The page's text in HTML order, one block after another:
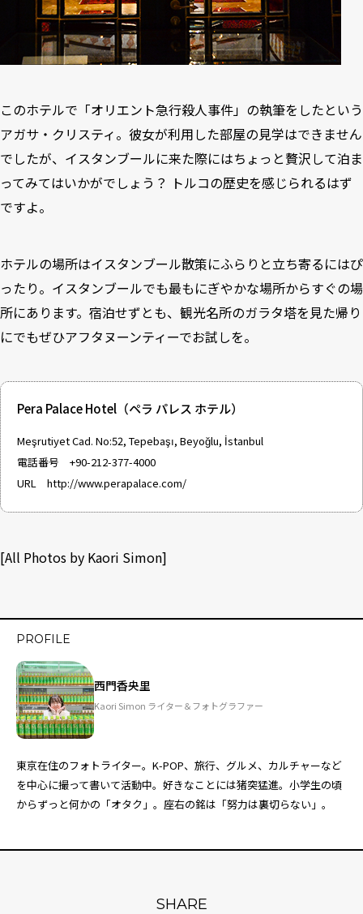
このホテルで「オリエント急行殺人事件」の執筆をしたという
アガサ・クリスティ。彼女が利用した部屋の見学はできません
でしたが、イスタンブールに来た際にはちょっと贅沢して泊ま
ってみてはいかがでしょう？ トルコの歴史を感じられるはず
ですよ。
ホテルの場所はイスタンブール散策にふらりと立ち寄るにはぴ
ったり。イスタンブールでも最もにぎやかな場所からすぐの場
所にあります。宿泊せずとも、観光名所のガラタ塔を見た帰り
にでもぜひアフタヌーンティーでお試しを。
Pera Palace Hotel（ペラ パレス ホテル）
Meşrutiyet Cad. No:52, Tepebaşı, Beyoğlu, İstanbul
電話番号 +90-212-377-4000
URL http://www.perapalace.com/
[All Photos by Kaori Simon]
PROFILE
西門香央里
Kaori Simon ライター＆フォトグラファー
東京在住のフォトライター。K-POP、旅行、グルメ、カルチャーなど
を中心に撮って書いて活動中。好きなことには猪突猛進。小学生の頃
からずっと何かの「オタク」。座右の銘は「努力は裏切らない」。
SHARE